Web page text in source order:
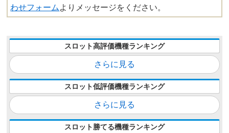
わせフォーム よりメッセージをください。
スロット高評価機種ランキング
さらに見る
スロット低評価機種ランキング
さらに見る
スロット勝てる機種ランキング